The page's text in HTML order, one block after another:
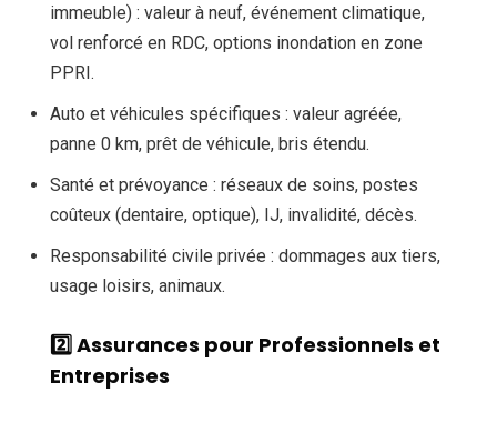
immeuble) : valeur à neuf, événement climatique,
vol renforcé en RDC, options inondation en zone
PPRI.
Auto et véhicules spécifiques : valeur agréée,
panne 0 km, prêt de véhicule, bris étendu.
Santé et prévoyance : réseaux de soins, postes
coûteux (dentaire, optique), IJ, invalidité, décès.
Responsabilité civile privée : dommages aux tiers,
usage loisirs, animaux.
2️⃣ Assurances pour Professionnels et
Entreprises